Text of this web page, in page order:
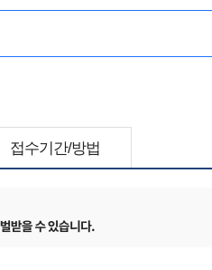
접수기간/방법